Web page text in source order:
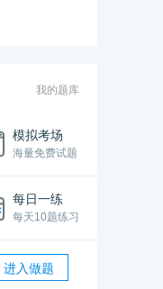
我的题库
模拟考场
海量免费试题
每日一练
每天10题练习
进入做题